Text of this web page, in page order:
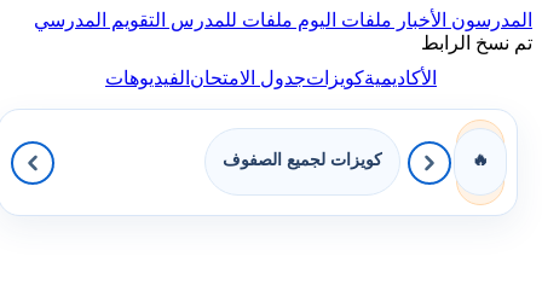
المدرسون الأخبار ملفات اليوم ملفات للمدرس التقويم المدرسي
تم نسخ الرابط
الأكاديميةكويزاتجدول الامتحانالفيديوهات
🔥 كويزات لجميع الصفوف